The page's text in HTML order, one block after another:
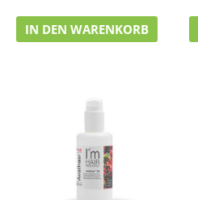
IN DEN WARENKORB